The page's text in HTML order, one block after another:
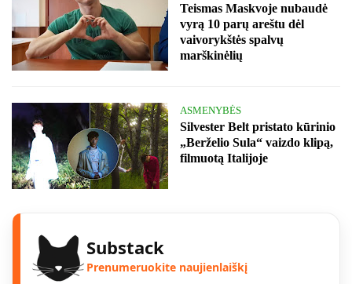
Teismas Maskvoje nubaudė
vyrą 10 parų areštu dėl
vaivorykštės spalvų
marškinėlių
ASMENYBĖS
Silvester Belt pristato kūrinio
„Berželio Sula“ vaizdo klipą,
filmuotą Italijoje
Substack
Prenumeruokite naujienlaiškį